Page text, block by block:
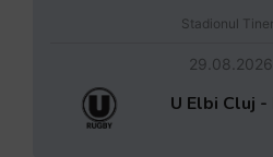
Stadionul
U Elbi Cluj -